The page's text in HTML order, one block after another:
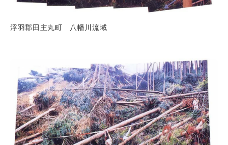
浮羽郡田主丸町 八幡川流域